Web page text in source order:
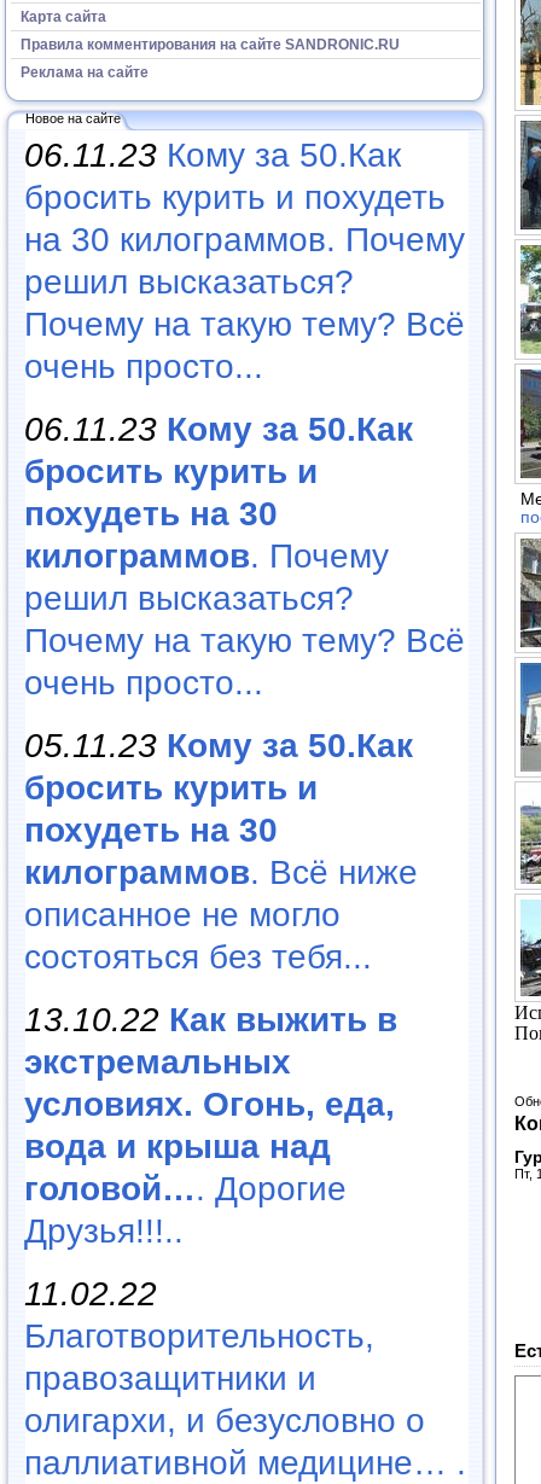
Карта сайта
Правила комментирования на сайте SANDRONIC.RU
Реклама на сайте
Новое на сайте
06.11.23 Кому за 50.Как
бросить курить и похудеть
на 30 килограммов. Почему
решил высказаться?
Почему на такую тему? Всё
очень просто...
06.11.23 Кому за 50.Как
бросить курить и
похудеть на 30
килограммов. Почему
решил высказаться?
Почему на такую тему? Всё
очень просто...
05.11.23 Кому за 50.Как
бросить курить и
похудеть на 30
килограммов. Всё ниже
описанное не могло
состояться без тебя...
13.10.22 Как выжить в
экстремальных
условиях. Огонь, еда,
вода и крыша над
головой…. Дорогие
Друзья!!!..
11.02.22
Благотворительность,
правозащитники и
олигархи, и безусловно о
паллиативной медицине… .
Пт,